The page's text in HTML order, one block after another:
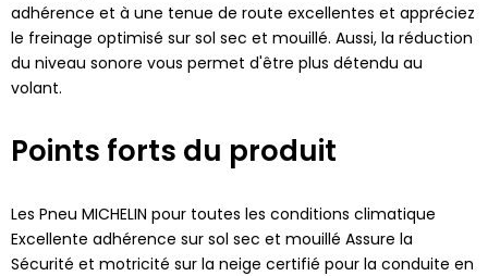
adhérence et à une tenue de route excellentes et appréciez
le freinage optimisé sur sol sec et mouillé. Aussi, la réduction
du niveau sonore vous permet d'être plus détendu au
volant.
Points forts du produit
Les Pneu MICHELIN pour toutes les conditions climatique
Excellente adhérence sur sol sec et mouillé Assure la
Sécurité et motricité sur la neige certifié pour la conduite en